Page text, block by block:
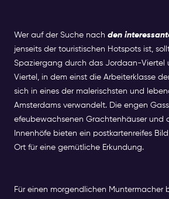
Wer auf der Suche nach den
jenseits der touristischen Hotspots ist,
Spaziergang durch das Jordaan-Viertel
Viertel, in dem einst die Arbeiterklasse
sich in eines der malerischsten und
Amsterdams verwandelt. Die engen
efeubewachsenen Grachtenhäuser und
Innenhöfe bieten ein postkartenreifes
Ort für eine gemütliche Erkundung.
Für einen morgendlichen Muntermacher